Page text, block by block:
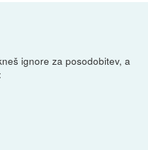
ignore za posodobitev, a